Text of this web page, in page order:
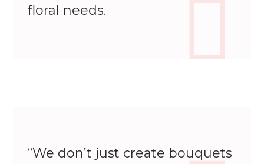
floral needs.
“We don’t just create bouquets